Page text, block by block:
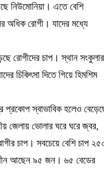
নিউমোনিয়া। এতে বেশি
অধিক রোগী। যাদের মধ্যে
রোগীদের চাপ। স্থান সংকুলার
চিকিৎসা দিতে গিয়ে হিমশিম
প্রকোপ স্বাভাবিক হলেও
জেলায় ভোলার ঘরে ঘরে জ্বর,
চাপ। সবচেয়ে বেশি চাপ
আছেন ৯৫ জন। ৬৫ বেডের